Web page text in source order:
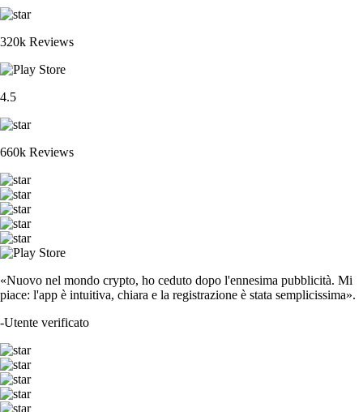
320k Reviews
4.5
660k Reviews
«Nuovo nel mondo crypto, ho ceduto dopo l'ennesima pubblicità. Mi
piace: l'app è intuitiva, chiara e la registrazione è stata semplicissima».
-Utente verificato